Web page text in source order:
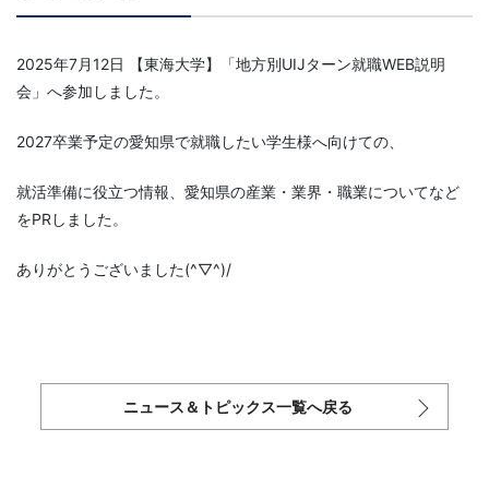
2025年7月12日 【東海大学】「地方別UIJターン就職WEB説明
会」へ参加しました。
2027卒業予定の愛知県で就職したい学生様へ向けての、
就活準備に役立つ情報、愛知県の産業・業界・職業についてなど
をPRしました。
ありがとうございました(^▽^)/
ニュース＆トピックス一覧へ戻る